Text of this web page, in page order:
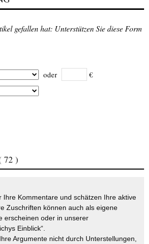
gefallen hat: Unterstützen Sie diese Form
oder €
72 )
Ihre Kommentare und schätzen Ihre aktive
Zuschriften können auch als eigene
erscheinen oder in unserer
Einblick“.
Argumente nicht durch Unterstellungen,